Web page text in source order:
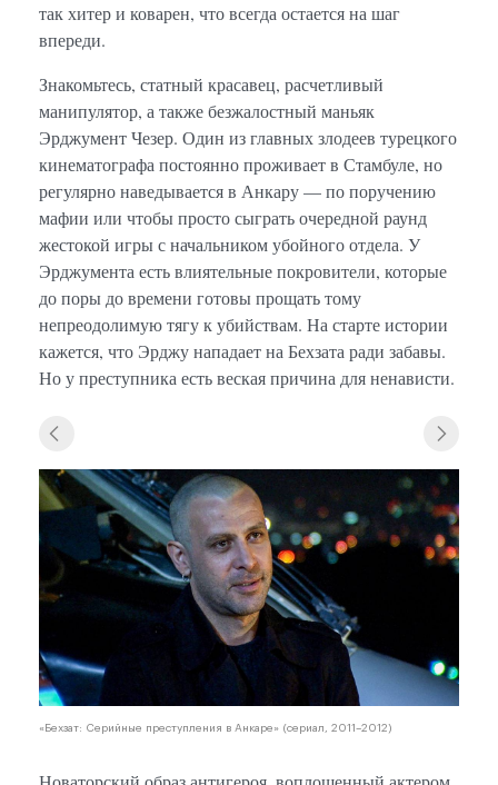
так хитер и коварен, что всегда остается на шаг
впереди.
Знакомьтесь, статный красавец, расчетливый
манипулятор, а также безжалостный маньяк
Эрджумент Чезер. Один из главных злодеев турецкого
кинематографа постоянно проживает в Стамбуле, но
регулярно наведывается в Анкару — по поручению
мафии или чтобы просто сыграть очередной раунд
жестокой игры с начальником убойного отдела. У
Эрджумента есть влиятельные покровители, которые
до поры до времени готовы прощать тому
непреодолимую тягу к убийствам. На старте истории
кажется, что Эрджу нападает на Бехзата ради забавы.
Но у преступника есть веская причина для ненависти.
«Бехзат: Серийные преступления в Анкаре» (сериал, 2011–2012)